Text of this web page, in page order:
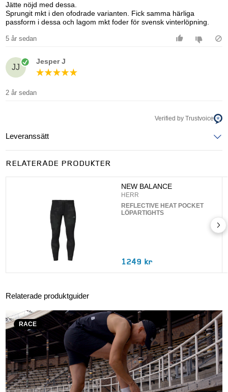
Jätte nöjd med dessa.
Sprungit mkt i den ofodrade varianten. Fick samma härliga
passform i dessa och lagom mkt foder för svensk vinterlöpning.
5 år sedan
JJ
Jesper J
2 år sedan
Verified by Trustvoice
Leveranssätt
Ange postnummer för att se leveranssätt
RELATERADE PRODUKTER
NEW BALANCE
HERR
REFLECTIVE HEAT POCKET
LÖPARTIGHTS
1249 kr
Relaterade produktguider
RACE